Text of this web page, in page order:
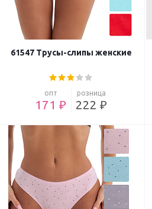
61547 Трусы-слипы женские
опт
171 ₽
розница
222 ₽